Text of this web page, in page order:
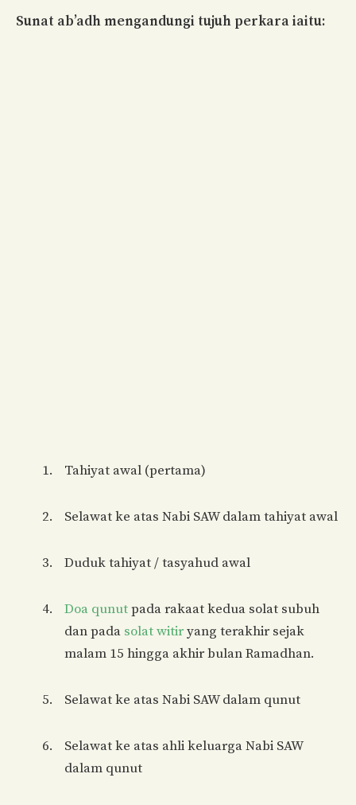
Sunat ab’adh mengandungi tujuh perkara iaitu:
Tahiyat awal (pertama)
Selawat ke atas Nabi SAW dalam tahiyat awal
Duduk tahiyat / tasyahud awal
Doa qunutpada rakaat kedua solat subuh
dan pada solat witiryang terakhir sejak
malam 15 hingga akhir bulan Ramadhan.
Selawat ke atas Nabi SAW dalam qunut
Selawat ke atas ahli keluarga Nabi SAW
dalam qunut